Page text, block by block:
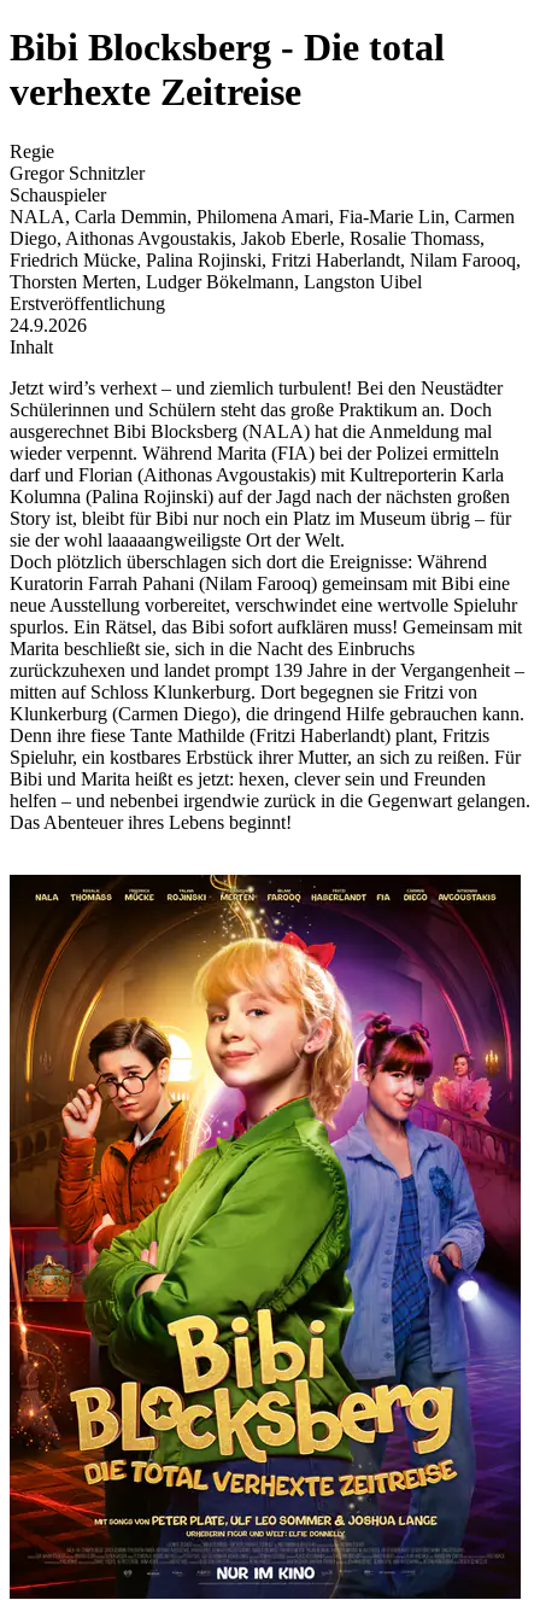
Bibi Blocksberg - Die total
verhexte Zeitreise
Regie
Gregor Schnitzler
Schauspieler
NALA, Carla Demmin, Philomena Amari, Fia-Marie Lin, Carmen
Diego, Aithonas Avgoustakis, Jakob Eberle, Rosalie Thomass,
Friedrich Mücke, Palina Rojinski, Fritzi Haberlandt, Nilam Farooq,
Thorsten Merten, Ludger Bökelmann, Langston Uibel
Erstveröffentlichung
24.9.2026
Inhalt
Jetzt wird’s verhext – und ziemlich turbulent! Bei den Neustädter
Schülerinnen und Schülern steht das große Praktikum an. Doch
ausgerechnet Bibi Blocksberg (NALA) hat die Anmeldung mal
wieder verpennt. Während Marita (FIA) bei der Polizei ermitteln
darf und Florian (Aithonas Avgoustakis) mit Kultreporterin Karla
Kolumna (Palina Rojinski) auf der Jagd nach der nächsten großen
Story ist, bleibt für Bibi nur noch ein Platz im Museum übrig – für
sie der wohl laaaaangweiligste Ort der Welt.
Doch plötzlich überschlagen sich dort die Ereignisse: Während
Kuratorin Farrah Pahani (Nilam Farooq) gemeinsam mit Bibi eine
neue Ausstellung vorbereitet, verschwindet eine wertvolle Spieluhr
spurlos. Ein Rätsel, das Bibi sofort aufklären muss! Gemeinsam mit
Marita beschließt sie, sich in die Nacht des Einbruchs
zurückzuhexen und landet prompt 139 Jahre in der Vergangenheit –
mitten auf Schloss Klunkerburg. Dort begegnen sie Fritzi von
Klunkerburg (Carmen Diego), die dringend Hilfe gebrauchen kann.
Denn ihre fiese Tante Mathilde (Fritzi Haberlandt) plant, Fritzis
Spieluhr, ein kostbares Erbstück ihrer Mutter, an sich zu reißen. Für
Bibi und Marita heißt es jetzt: hexen, clever sein und Freunden
helfen – und nebenbei irgendwie zurück in die Gegenwart gelangen.
Das Abenteuer ihres Lebens beginnt!